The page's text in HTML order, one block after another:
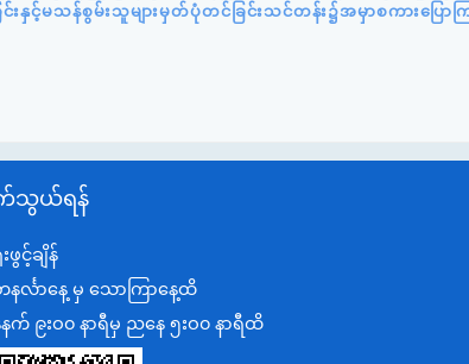
သန်စွမ်းသူများမှတ်ပုံတင်ခြင်းသင်တန်း၌အမှာစကားပြောက
သွယ်ရန်
ဖွင့်ချိန်
နင်္လာနေ့ မှ သောကြာနေ့ထိ
က် ၉းဝ၀ နာရီမှ ညနေ ၅းဝ၀ နာရီထိ